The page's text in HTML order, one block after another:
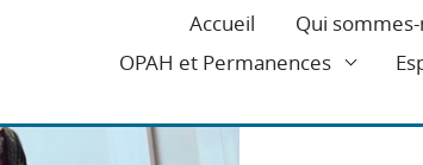
Accueil Qui sommes-
OPAH et Permanences